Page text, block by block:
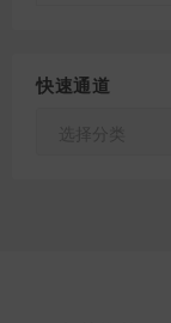
快速通道